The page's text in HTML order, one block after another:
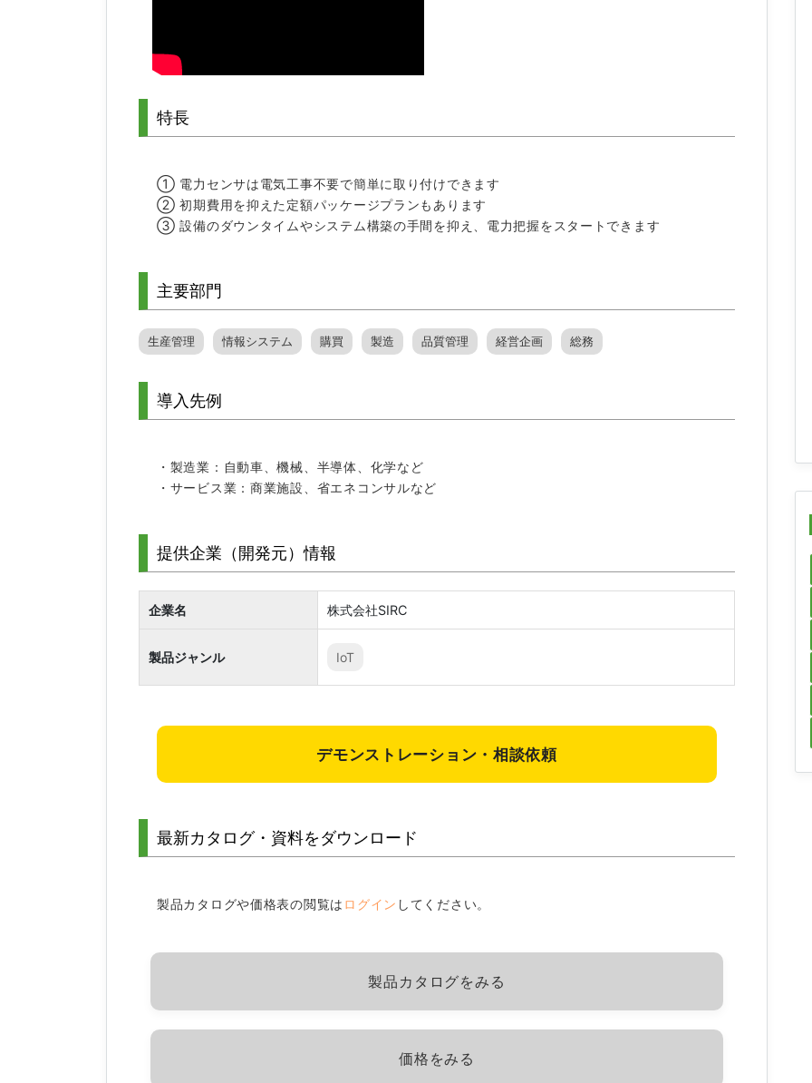
特長
① 電力センサは電気工事不要で簡単に取り付けできます
② 初期費用を抑えた定額パッケージプランもあります
③ 設備のダウンタイムやシステム構築の手間を抑え、電力把握をスタートできます
主要部門
生産管理 情報システム 購買 製造 品質管理 経営企画 総務
導入先例
・製造業：自動車、機械、半導体、化学など
・サービス業：商業施設、省エネコンサルなど
提供企業（開発元）情報
企業名 株式会社SIRC
製品ジャンル IoT
デモンストレーション・相談依頼
最新カタログ・資料をダウンロード
製品カタログや価格表の閲覧は ログイン してください。
製品カタログをみる
価格をみる